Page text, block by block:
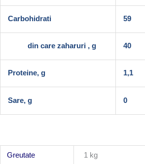
Carbohidrati 59
din care zaharuri , g 40
Proteine, g 1,1
Sare, g 0
Greutate 1 kg